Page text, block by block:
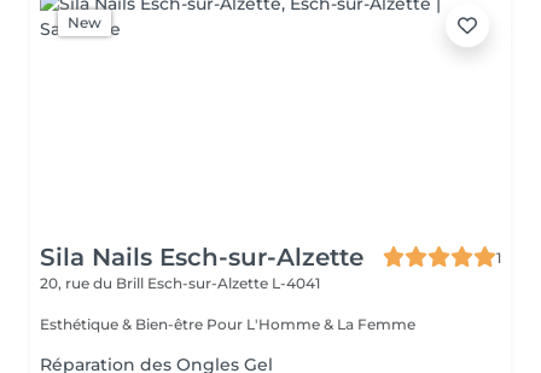
New
Sila Nails Esch-sur-Alzette
1
20, rue du Brill Esch-sur-Alzette L-4041
Esthétique & Bien-être Pour L'Homme & La Femme
Réparation des Ongles Gel